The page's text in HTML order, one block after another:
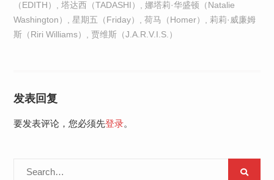
（EDITH）
塔达西（TADASHI）
娜塔莉·华盛顿（Natalie
Washington）
星期五（Friday） 荷马（Homer）
莉莉·威廉姆
斯（Riri Williams）
贾维斯（J.A.R.V.I.S.）
发表回复
要发表评论，您必须先登录。